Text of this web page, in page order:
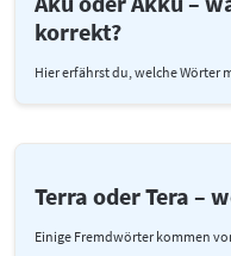
korrekt?
Hier erfährst du, welche Wörter
Terra oder Tera –
Einige Fremdwörter kommen